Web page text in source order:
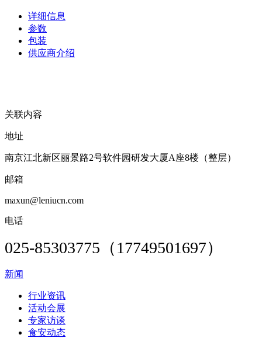
详细信息
参数
包装
供应商介绍
关联内容
地址
南京江北新区丽景路2号软件园研发大厦A座8楼（整层）
邮箱
maxun@leniucn.com
电话
025-85303775（17749501697）
新闻
行业资讯
活动会展
专家访谈
食安动态